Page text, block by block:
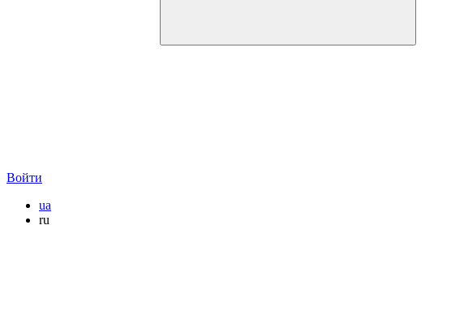
Войти
ua
ru